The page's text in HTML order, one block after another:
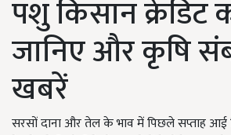
पशु किसान क्रेडिट
जानिए और कृषि
खबरें
सरसों दाना और तेल के भाव में पिछले सप्ताह आई